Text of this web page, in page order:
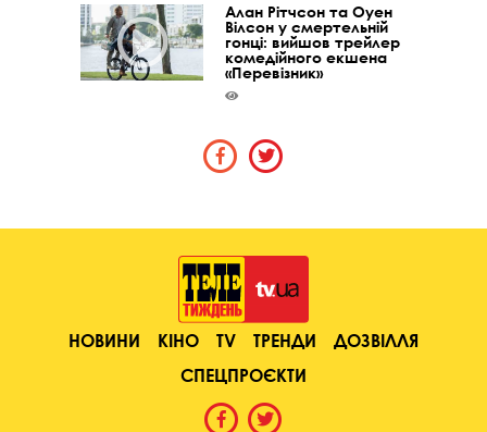
Алан Рітчсон та Оуен
Вілсон у смертельній
гонці: вийшов трейлер
комедійного екшена
«Перевізник»
НОВИНИ КІНО TV ТРЕНДИ
ДОЗВІЛЛЯ
СПЕЦПРОЄКТИ